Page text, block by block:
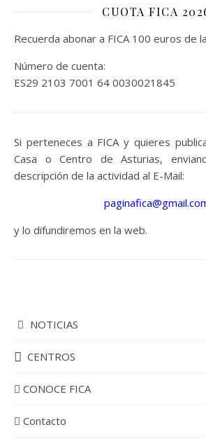
CUOTA FICA
Recuerda abonar a FICA 100 euros de
Número de cuenta:
ES29 2103 7001 64 0030021845
Si perteneces a FICA y quieres
Casa o Centro de Asturias,
descripción de la actividad al E-Mail:
y lo difundiremos en la web.
NOTICIAS
CENTROS
CONOCE FICA
Contacto